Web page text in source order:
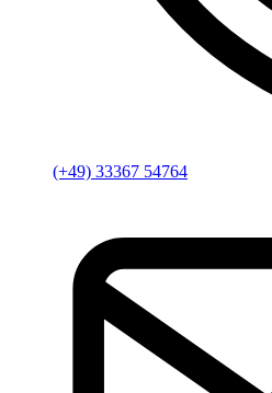
(+49) 33367 54764